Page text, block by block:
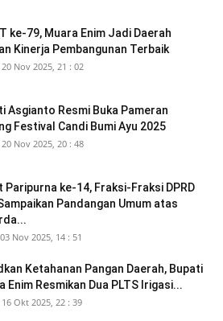
ke-79, Muara Enim Jadi Daerah
Kinerja Pembangunan Terbaik
Nov 2025, 21 : 02
Asgianto Resmi Buka Pameran
Festival Candi Bumi Ayu 2025
Nov 2025, 20 : 48
Paripurna ke-14, Fraksi-Fraksi DPRD
Pandangan Umum atas
Nov 2025, 14 : 51
Ketahanan Pangan Daerah, Bupati
Enim Resmikan Dua PLTS Irigasi...
Okt 2025, 22 : 39